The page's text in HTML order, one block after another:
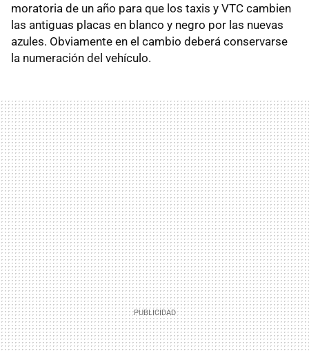
moratoria de un año para que los taxis y VTC cambien
las antiguas placas en blanco y negro por las nuevas
azules. Obviamente en el cambio deberá conservarse
la numeración del vehículo.